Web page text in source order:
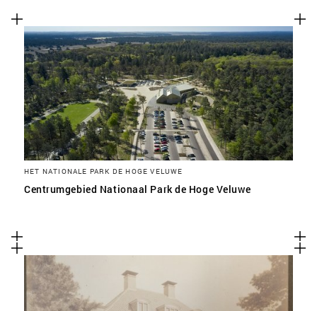
HET NATIONALE PARK DE HOGE VELUWE
Centrumgebied Nationaal Park de Hoge Veluwe